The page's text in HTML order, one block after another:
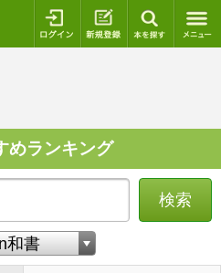
ログイン 新規登録
めランキング
検索